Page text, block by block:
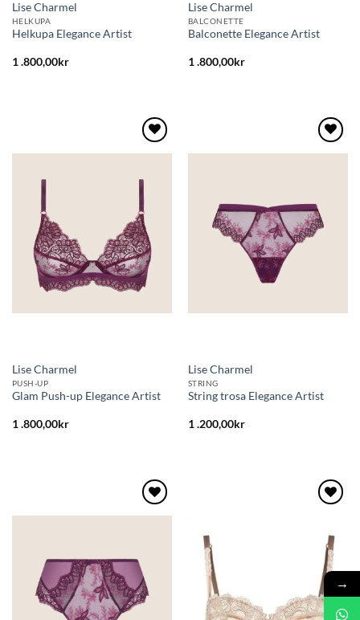
Lise Charmel
HELKUPA
Helkupa Elegance Artist
1 .800,00kr
Lise Charmel
BALCONETTE
Balconette Elegance Artist
1 .800,00kr
till i
Lise Charmel
PUSH-UP
Glam Push-up Elegance Artist
1 .800,00kr
Lise Charmel
STRING
String trosa Elegance Artist
1 .200,00kr
önskelistan
→